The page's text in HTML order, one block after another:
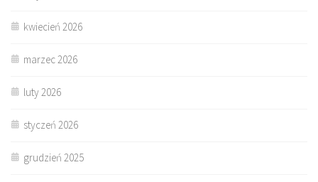
kwiecień 2026
marzec 2026
luty 2026
styczeń 2026
grudzień 2025